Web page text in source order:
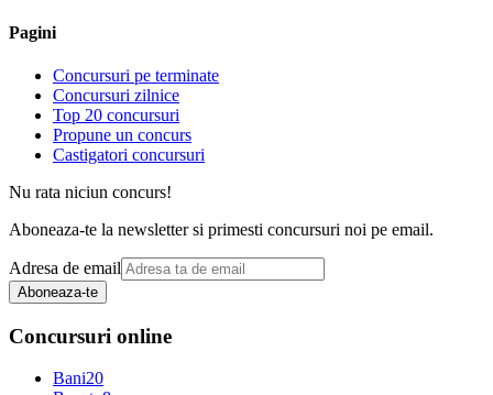
Pagini
Concursuri pe terminate
Concursuri zilnice
Top 20 concursuri
Propune un concurs
Castigatori concursuri
Nu rata niciun concurs!
Aboneaza-te la newsletter si primesti concursuri noi pe email.
Adresa de email
Aboneaza-te
Concursuri online
Bani20